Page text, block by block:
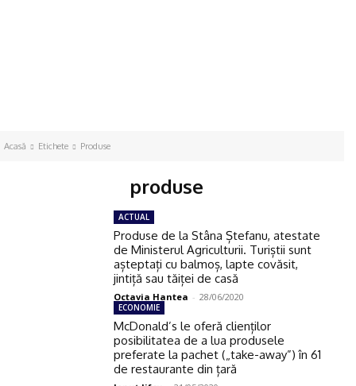
Acasă Etichete Produse
produse
ACTUAL
Produse de la Stâna Ștefanu, atestate
de Ministerul Agriculturii. Turiștii sunt
așteptați cu balmoș, lapte covăsit,
jintiță sau tăiței de casă
Octavia Hantea - 28/06/2020
ECONOMIE
McDonald’s le oferă clienților
posibilitatea de a lua produsele
preferate la pachet („take-away”) în 61
de restaurante din țară